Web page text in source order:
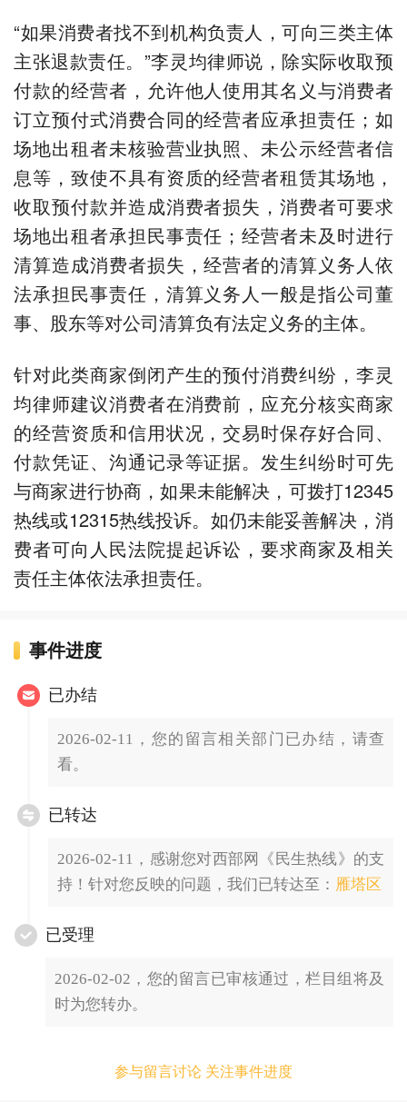
“如果消费者找不到机构负责人，可向三类主体
主张退款责任。”李灵均律师说，除实际收取预
付款的经营者，允许他人使用其名义与消费者
订立预付式消费合同的经营者应承担责任；如
场地出租者未核验营业执照、未公示经营者信
息等，致使不具有资质的经营者租赁其场地，
收取预付款并造成消费者损失，消费者可要求
场地出租者承担民事责任；经营者未及时进行
清算造成消费者损失，经营者的清算义务人依
法承担民事责任，清算义务人一般是指公司董
事、股东等对公司清算负有法定义务的主体。
针对此类商家倒闭产生的预付消费纠纷，李灵
均律师建议消费者在消费前，应充分核实商家
的经营资质和信用状况，交易时保存好合同、
付款凭证、沟通记录等证据。发生纠纷时可先
与商家进行协商，如果未能解决，可拨打12345
热线或12315热线投诉。如仍未能妥善解决，消
费者可向人民法院提起诉讼，要求商家及相关
责任主体依法承担责任。
事件进度
已办结
2026-02-11，您的留言相关部门已办结，请查
看。
已转达
2026-02-11，感谢您对西部网《民生热线》的支
持！针对您反映的问题，我们已转达至： 雁塔区
已受理
2026-02-02，您的留言已审核通过，栏目组将及
时为您转办。
参与留言讨论 关注事件进度